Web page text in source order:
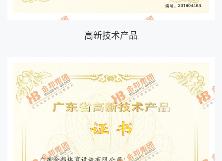
高新技术产品